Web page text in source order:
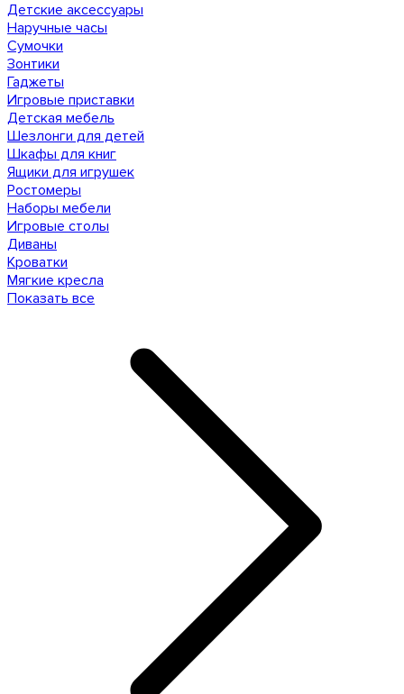
Детские аксессуары
Наручные часы
Сумочки
Зонтики
Гаджеты
Игровые приставки
Детская мебель
Шезлонги для детей
Шкафы для книг
Ящики для игрушек
Ростомеры
Наборы мебели
Игровые столы
Диваны
Кроватки
Мягкие кресла
Показать все